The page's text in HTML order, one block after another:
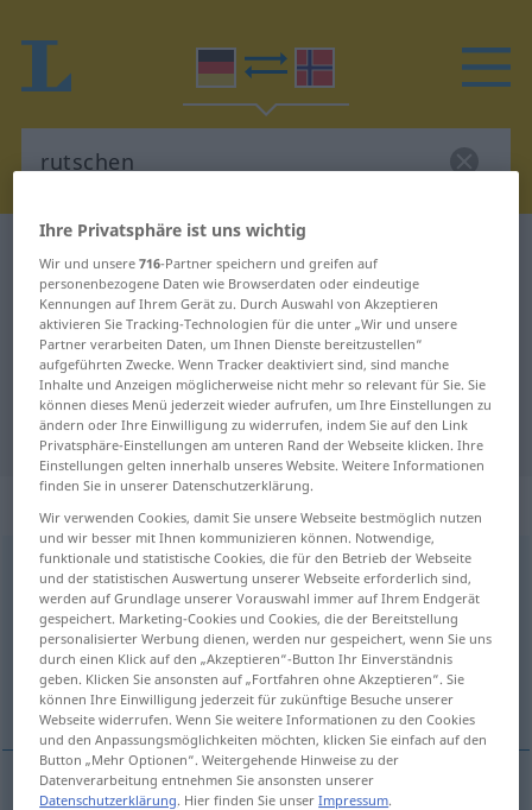
Deutsch-Norwegisch Übersetzung
für "rutschen"
"rutschen" Norwegisch
Übersetzung
„rutschen“
rutschen
Übersicht aller Übersetzungen
(Für mehr Details die Übersetzung anklicken/antippen)
skli
Ihre Privatsphäre ist uns wichtig
Wir und unsere716-Partner speichern und greifen auf
personenbezogene Daten wie Browserdaten oder eindeutige
Kennungen auf Ihrem Gerät zu. Durch Auswahl von Akzeptieren
aktivieren Sie Tracking-Technologien für die unter „Wir und unsere
Partner verarbeiten Daten, um Ihnen Dienste bereitzustellen“
aufgeführten Zwecke. Wenn Tracker deaktiviert sind, sind manche
Inhalte und Anzeigen möglicherweise nicht mehr so relevant für Sie. Sie
können dieses Menü jederzeit wieder aufrufen, um Ihre Einstellungen zu
ändern oder Ihre Einwilligung zu widerrufen, indem Sie auf den Link
Privatsphäre-Einstellungen am unteren Rand der Webseite klicken. Ihre
Einstellungen gelten innerhalb unseres Website. Weitere Informationen
finden Sie in unserer Datenschutzerklärung.
Wir verwenden Cookies, damit Sie unsere Webseite bestmöglich nutzen
und wir besser mit Ihnen kommunizieren können. Notwendige,
funktionale und statistische Cookies, die für den Betrieb der Webseite
und der statistischen Auswertung unserer Webseite erforderlich sind,
werden auf Grundlage unserer Vorauswahl immer auf Ihrem Endgerät
gespeichert. Marketing-Cookies und Cookies, die der Bereitstellung
personalisierter Werbung dienen, werden nur gespeichert, wenn Sie uns
durch einen Klick auf den „Akzeptieren“-Button Ihr Einverständnis
geben. Klicken Sie ansonsten auf „Fortfahren ohne Akzeptieren“. Sie
können Ihre Einwilligung jederzeit für zukünftige Besuche unserer
Webseite widerrufen. Wenn Sie weitere Informationen zu den Cookies
und den Anpassungsmöglichkeiten möchten, klicken Sie einfach auf den
Button „Mehr Optionen“. Weitergehende Hinweise zu der
Datenverarbeitung entnehmen Sie ansonsten unserer
Datenschutzerklärung. Hier finden Sie unserImpressum.